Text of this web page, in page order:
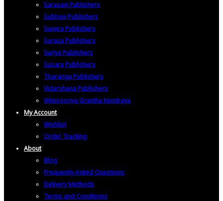
Sarasavi Publishers
Subhavi Publishers
Sunera Publishers
Surasa Publishers
Suriya Publishers
Susara Publishers
Tharanga Publishers
Vidarshana Publishers
Wijesooriya Grantha Kendraya
My Account
Wishlist
Order Tracking
About
Blog
Frequently Asked Questions
Delivery Methods
Terms and Conditions